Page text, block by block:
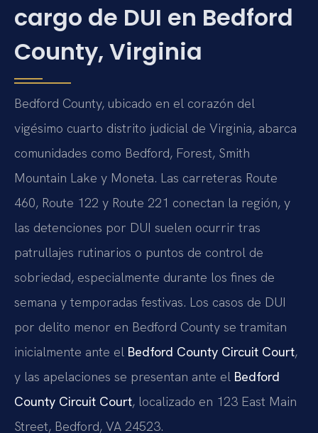
cargo de DUI en Bedford
County, Virginia
Bedford County, ubicado en el corazón del
vigésimo cuarto distrito judicial de Virginia, abarca
comunidades como Bedford, Forest, Smith
Mountain Lake y Moneta. Las carreteras Route
460, Route 122 y Route 221 conectan la región, y
las detenciones por DUI suelen ocurrir tras
patrullajes rutinarios o puntos de control de
sobriedad, especialmente durante los fines de
semana y temporadas festivas. Los casos de DUI
por delito menor en Bedford County se tramitan
inicialmente ante el Bedford County Circuit Court,
y las apelaciones se presentan ante el Bedford
County Circuit Court, localizado en 123 East Main
Street, Bedford, VA 24523.